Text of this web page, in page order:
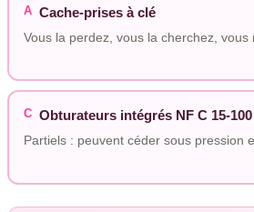
A Cache-prises à clé
Vous la perdez, vous la cherchez,
C Obturateurs intégrés NF C 15-100
Partiels : peuvent céder sous pression